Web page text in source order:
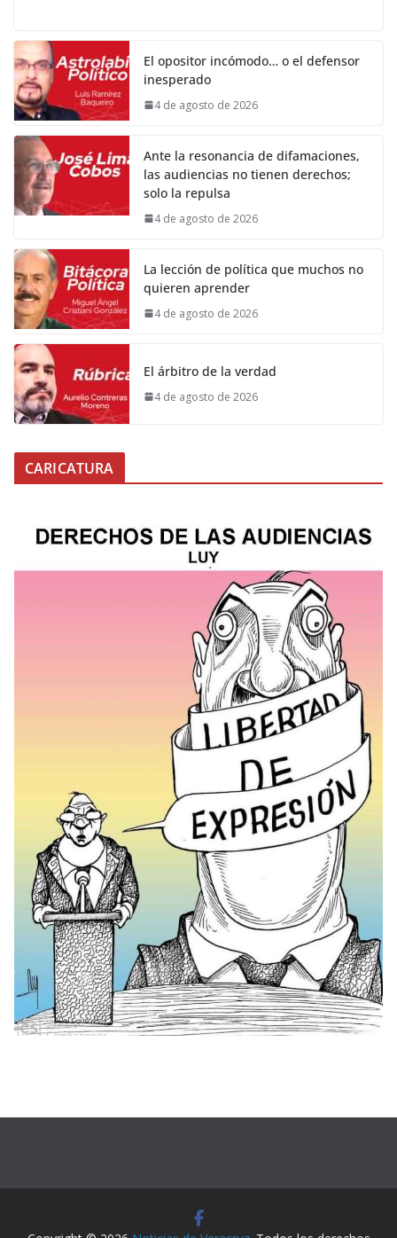
El opositor incómodo… o el defensor
inesperado
4 de agosto de 2026
Ante la resonancia de difamaciones,
las audiencias no tienen derechos;
solo la repulsa
4 de agosto de 2026
La lección de política que muchos no
quieren aprender
4 de agosto de 2026
El árbitro de la verdad
4 de agosto de 2026
CARICATURA